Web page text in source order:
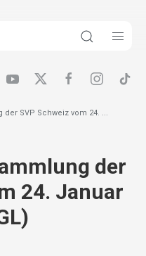
SVP Schweiz vom 24. ...
der
24. Januar